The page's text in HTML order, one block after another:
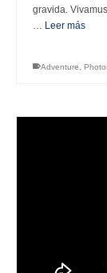
gravida.
… Leer más
Adventure